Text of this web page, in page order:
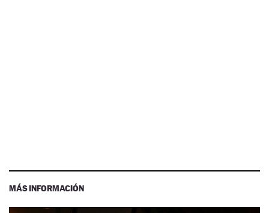
MÁS INFORMACIÓN